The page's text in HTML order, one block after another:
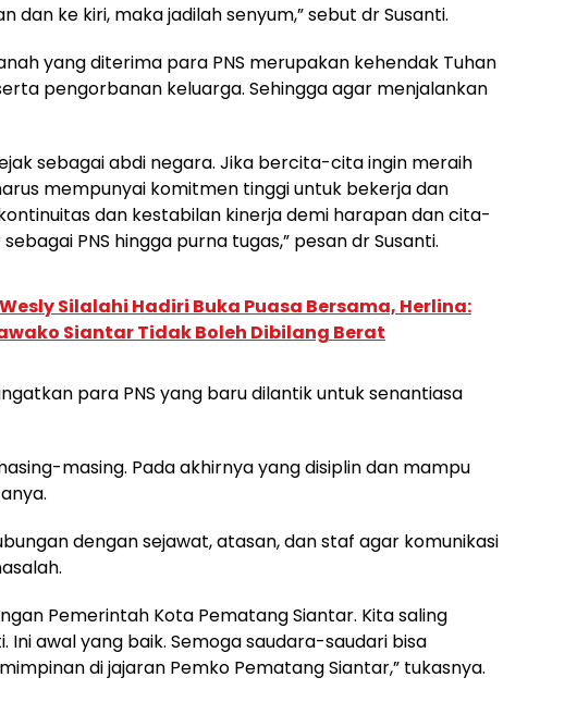
dan ke kiri, maka jadilah senyum,” sebut dr Susanti.
yang diterima para PNS merupakan kehendak Tuhan
pengorbanan keluarga. Sehingga agar menjalankan
sebagai abdi negara. Jika bercita-cita ingin meraih
mempunyai komitmen tinggi untuk bekerja dan
dan kestabilan kinerja demi harapan dan cita-
PNS hingga purna tugas,” pesan dr Susanti.
Silalahi Hadiri Buka Puasa Bersama, Herlina:
Siantar Tidak Boleh Dibilang Berat
para PNS yang baru dilantik untuk senantiasa
masing. Pada akhirnya yang disiplin dan mampu
dengan sejawat, atasan, dan staf agar komunikasi
Pemerintah Kota Pematang Siantar. Kita saling
awal yang baik. Semoga saudara-saudari bisa
di jajaran Pemko Pematang Siantar,” tukasnya.